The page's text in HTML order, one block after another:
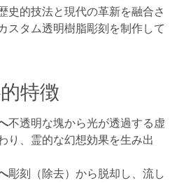
史的技法と現代の革新を融合さ
スタム透明樹脂彫刻を制作して
特徴
不透明な塊から光が透過する虚
り、霊的な幻想効果を生み出
彫刻（除去）から脱却し、流し